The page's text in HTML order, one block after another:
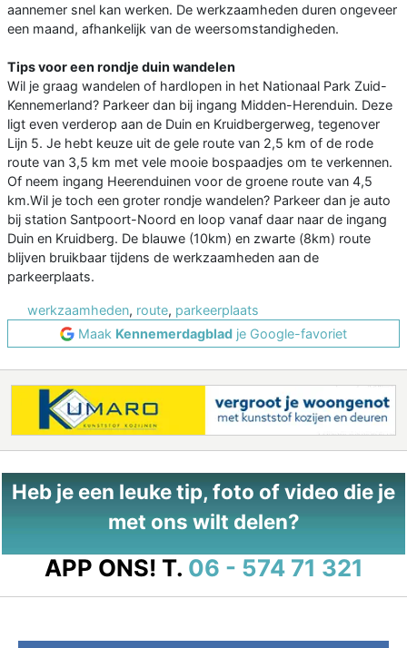
aannemer snel kan werken. De werkzaamheden duren ongeveer
een maand, afhankelijk van de weersomstandigheden.
Tips voor een rondje duin wandelen
Wil je graag wandelen of hardlopen in het Nationaal Park Zuid-
Kennemerland? Parkeer dan bij ingang Midden-Herenduin. Deze
ligt even verderop aan de Duin en Kruidbergerweg, tegenover
Lijn 5. Je hebt keuze uit de gele route van 2,5 km of de rode
route van 3,5 km met vele mooie bospaadjes om te verkennen.
Of neem ingang Heerenduinen voor de groene route van 4,5
km.Wil je toch een groter rondje wandelen? Parkeer dan je auto
bij station Santpoort-Noord en loop vanaf daar naar de ingang
Duin en Kruidberg. De blauwe (10km) en zwarte (8km) route
blijven bruikbaar tijdens de werkzaamheden aan de
parkeerplaats.
werkzaamheden, route, parkeerplaats
Maak Kennemerdagblad je Google-favoriet
Heb je een leuke tip, foto of video die je
met ons wilt delen?
APP ONS! T. 06 - 574 71 321